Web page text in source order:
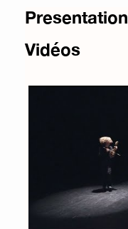
Presentation
Vidéos